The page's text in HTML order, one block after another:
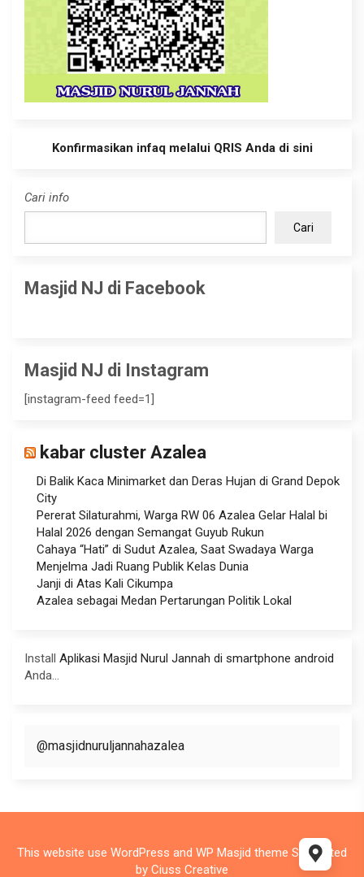
Konfirmasikan infaq melalui QRIS Anda di sini
Cari info
Cari
Masjid NJ di Facebook
Masjid NJ di Instagram
[instagram-feed feed=1]
kabar cluster Azalea
Di Balik Kaca Minimarket dan Deras Hujan di Grand Depok
City
Pererat Silaturahmi, Warga RW 06 Azalea Gelar Halal bi
Halal 2026 dengan Semangat Guyub Rukun
Cahaya “Hati” di Sudut Azalea, Saat Swadaya Warga
Menjelma Jadi Ruang Publik Kelas Dunia
Janji di Atas Kali Cikumpa
Azalea sebagai Medan Pertarungan Politik Lokal
Install Aplikasi Masjid Nurul Jannah di smartphone android
Anda...
@masjidnuruljannahazalea
This website use WordPress and WP Masjid theme Supported
by Ciuss Creative